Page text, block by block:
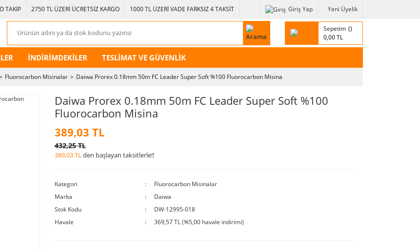
TAKİP 2750 TL ÜZERİ ÜCRETSİZ KARGO 1000 TL ÜZERİ VADE FARKSIZ 4 TAKSİT Giriş Yap Yeni Üyelik
Sepetim
0,00 TL
İNDİRİMDEKİLER TESLİMAT VE GÜVENLİK
Fluorocarbon Misinalar Daiwa Prorex 0.18mm 50m FC Leader Super Soft %100 Fluorocarbon Misina
Daiwa Prorex 0.18mm 50m FC Leader Super Soft %100
Fluorocarbon Misina
389,03 TL
432,25 TL
389,03 TLden başlayan taksitlerle!!
Kategori
Fluorocarbon Misinalar
Marka
Daiwa
Stok Kodu
DW-12995-018
Havale
369,57 TL (%5,00 havale indirimi)